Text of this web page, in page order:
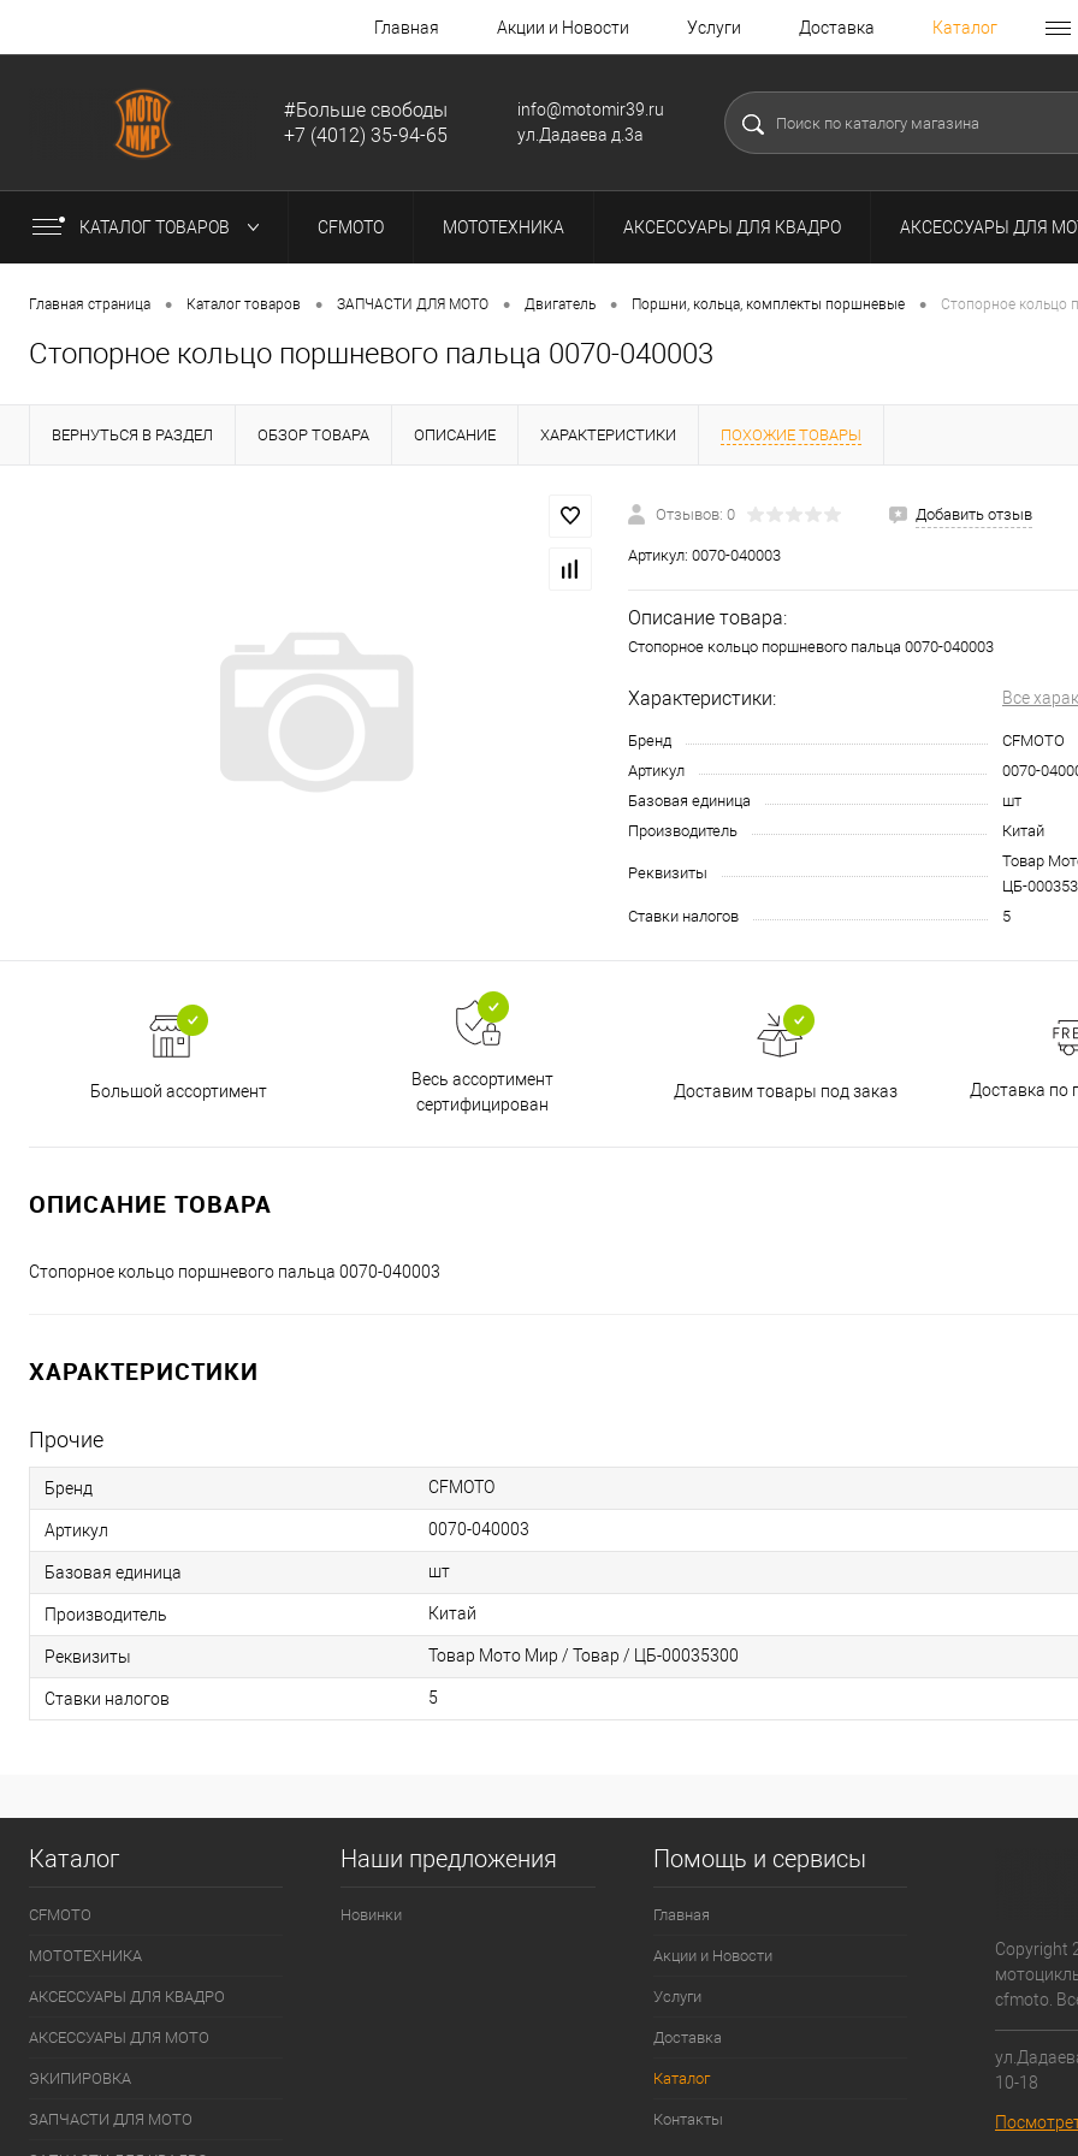
Главная Акции и Новости Услуги Доставка Каталог
#Больше свободы
+7 (4012) 35-94-65
info@motomir39.ru
ул.Дадаева д.3а
КАТАЛОГ ТОВАРОВ CFMOTO МОТОТЕХНИКА АКСЕССУАРЫ ДЛЯ КВАДРО АКСЕССУАРЫ ДЛЯ
Главная страница • Каталог товаров • ЗАПЧАСТИ ДЛЯ МОТО • Двигатель • Поршни, кольца, комплекты поршневые • Cтопорное кольцо
Cтопорное кольцо поршневого пальца 0070-040003
ВЕРНУТЬСЯ В РАЗДЕЛ ОБЗОР ТОВАРА ОПИСАНИЕ ХАРАКТЕРИСТИКИ ПОХОЖИЕ ТОВАРЫ
Отзывов: 0 Добавить отзыв
Артикул: 0070-040003
Описание товара:
Cтопорное кольцо поршневого пальца 0070-040003
Характеристики: Все
Бренд
CFMOTO
Артикул
0070-
Базовая единица
шт
Производитель
Китай
Реквизиты
Товар
ЦБ-
Ставки налогов
5
Большой ассортимент
Весь ассортимент
сертифицирован
Доставим товары под заказ Доставка по
ОПИСАНИЕ ТОВАРА
Cтопорное кольцо поршневого пальца 0070-040003
ХАРАКТЕРИСТИКИ
Прочие
Бренд CFMOTO
Артикул 0070-040003
Базовая единица шт
Производитель Китай
Реквизиты Товар Мото Мир / Товар / ЦБ-00035300
Ставки налогов 5
Каталог
CFMOTO
МОТОТЕХНИКА
АКСЕССУАРЫ ДЛЯ КВАДРО
АКСЕССУАРЫ ДЛЯ МОТО
ЭКИПИРОВКА
ЗАПЧАСТИ ДЛЯ МОТО
Наши предложения
Новинки
Помощь и сервисы
Главная
Акции и Новости
Услуги
Доставка
Каталог
Контакты
Copyright
cfmoto.
10-18